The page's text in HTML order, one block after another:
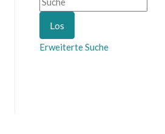
Erweiterte Suche